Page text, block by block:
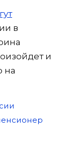
в
и
на